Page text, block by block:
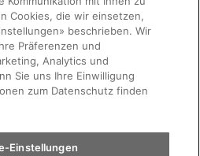
Terminvereinbarung
Auto findenund Motoren AG
Rechtliche Hinweise
Cookies, die wir einsetzen,
beschrieben. Wir
Präferenzen und
Analytics und
Sie uns Ihre Einwilligung
zum Datenschutz finden
Einstellungen